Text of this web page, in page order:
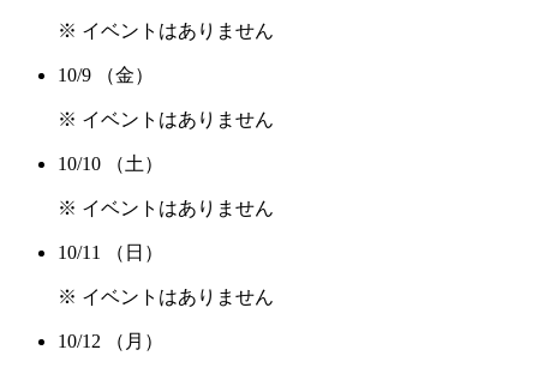
※ イベントはありません
10/9 （金）
※ イベントはありません
10/10 （土）
※ イベントはありません
10/11 （日）
※ イベントはありません
10/12 （月）